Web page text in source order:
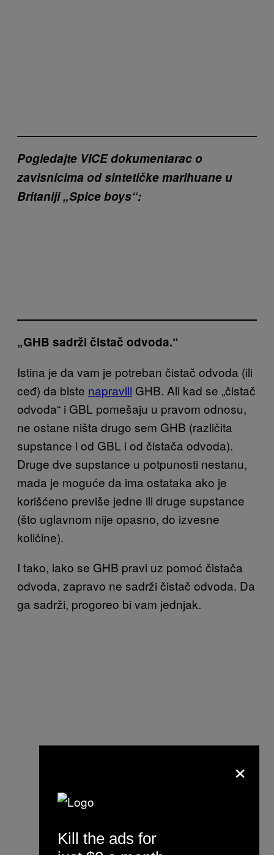
Pogledajte VICE dokumentarac o
zavisnicima od sintetičke marihuane u
Britaniji „Spice boys“:
„GHB sadrži čistač odvoda.“
Istina je da vam je potreban čistač odvoda (ili
ceđ) da biste napravili GHB. Ali kad se „čistač
odvoda“ i GBL pomešaju u pravom odnosu,
ne ostane ništa drugo sem GHB (različita
supstance i od GBL i od čistača odvoda).
Druge dve supstance u potpunosti nestanu,
mada je moguće da ima ostataka ako je
korišćeno previše jedne ili druge supstance
(što uglavnom nije opasno, do izvesne
količine).
I tako, iako se GHB pravi uz pomoć čistača
odvoda, zapravo ne sadrži čistač odvoda. Da
ga sadrži, progoreo bi vam jednjak.
×
Kill the ads for